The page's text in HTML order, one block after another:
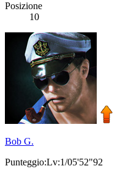
Posizione
10
Bob G.
Punteggio:Lv:1/05'52"92